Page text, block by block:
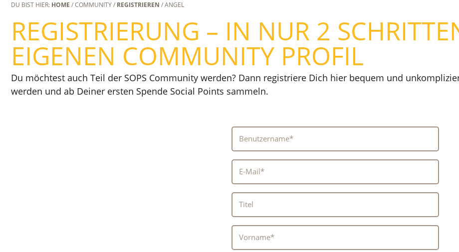
DU BIST HIER: HOME / COMMUNITY / REGISTRIEREN / ANGEL
REGISTRIERUNG – IN NUR 2
EIGENEN COMMUNITY PROFIL
Du möchtest auch Teil der SOPS Community werden? Dann registriere Dich hier bequem und
werden und ab Deiner ersten Spende Social Points sammeln.
Benutzername*
E-Mail*
Titel
Vorname*